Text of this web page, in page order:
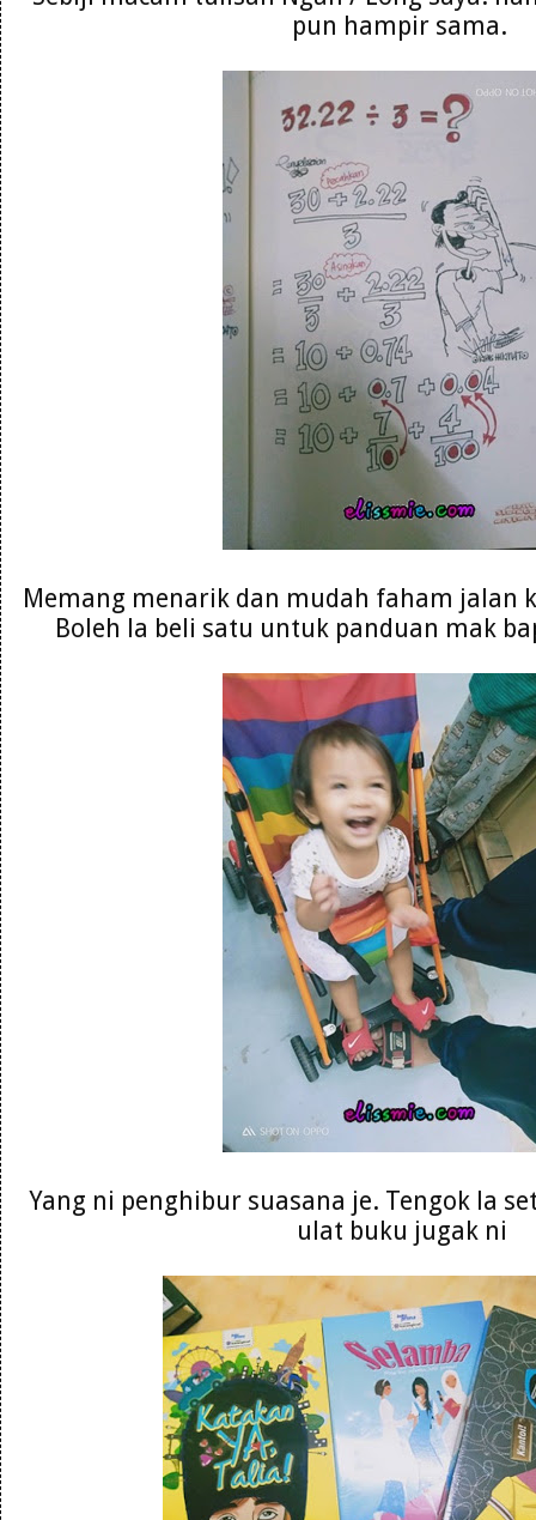
pun hampir sama.
Memang menarik dan mudah faham jalan
Boleh la beli satu untuk panduan mak
Yang ni penghibur suasana je. Tengok la
ulat buku jugak ni